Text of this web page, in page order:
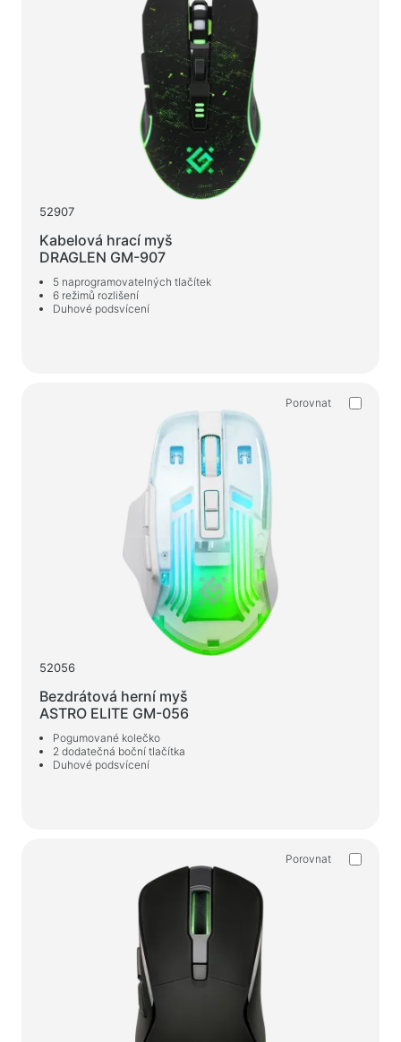
52907
Kabelová hrací myš
DRAGLEN GM-907
5 naprogramovatelných tlačítek
6 režimů rozlišení
Duhové podsvícení
Porovnat
52056
Bezdrátová herní myš
ASTRO ELITE GM-056
Pogumované kolečko
2 dodatečná boční tlačítka
Duhové podsvícení
Porovnat